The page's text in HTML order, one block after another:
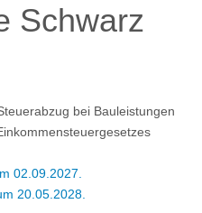
Schwarz
bei Bauleistungen
02.09.2027.
20.05.2028.